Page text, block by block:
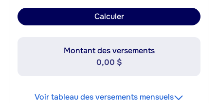
Calculer
Montant des versements
0,00 $
Voir tableau des versements mensuels